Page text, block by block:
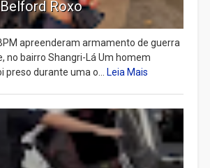
Roxo
apreenderam armamento de guerra
no bairro Shangri-Lá Um homem
durante uma o...
Leia Mais